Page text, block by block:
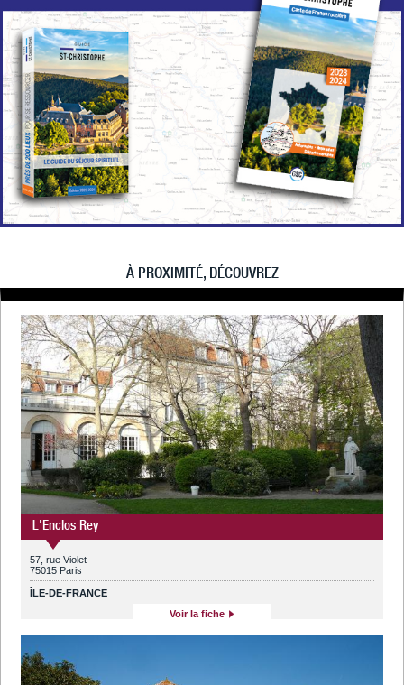
À PROXIMITÉ, DÉCOUVREZ
L'Enclos Rey
57, rue Violet
75015 Paris
ÎLE-DE-FRANCE
Voir la fiche